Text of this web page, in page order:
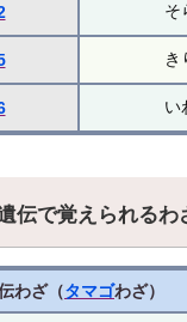
そ
き
い
伝で覚えられる
わざ（タマゴわざ）